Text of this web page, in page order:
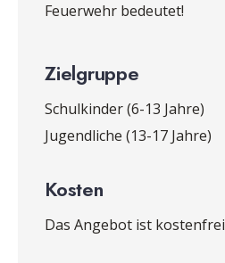
Feuerwehr bedeutet!
Zielgruppe
Schulkinder (6-13 Jahre)
Jugendliche (13-17 Jahre)
Kosten
Das Angebot ist kostenfrei